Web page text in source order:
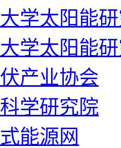
学太阳能
大学太阳能
产业协会
学研究院
能源网